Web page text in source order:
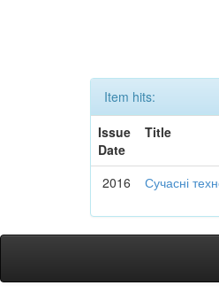
Item hits:
Issue
Date
Title
2016 Сучасні